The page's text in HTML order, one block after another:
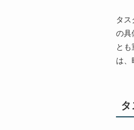
タ
の具
と
は、